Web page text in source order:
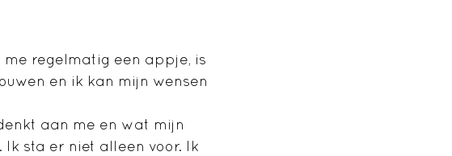
regelmatig een appje, is
en ik kan mijn wensen
aan me en wat mijn
sta er niet alleen voor. Ik